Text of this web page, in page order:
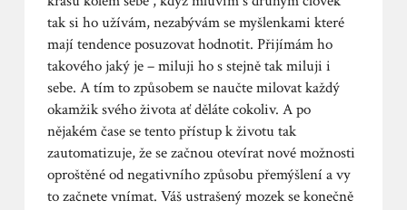
tak si ho užívám, nezabývám se myšlenkami které
mají tendence posuzovat hodnotit. Přijímám ho
takového jaký je – miluji ho s stejně tak miluji i
sebe. A tím to způsobem se naučte milovat každý
okamžik svého života ať děláte cokoliv. A po
nějakém čase se tento přístup k životu tak
zautomatizuje, že se začnou otevírat nové možnosti
oproštěné od negativního způsobu přemýšlení a vy
to začnete vnímat. Váš ustrašený mozek se konečně